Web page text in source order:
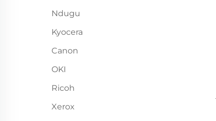
Ndugu
Kyocera
Canon
OKI
Ricoh
Xerox